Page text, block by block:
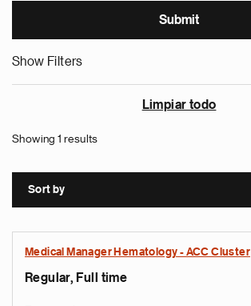
Show Filters
Limpiar todo
Showing 1 results
Sort by
Medical Manager Hematology - ACC Cluster
Regular, Full time